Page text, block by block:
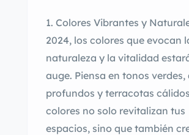
Colores Vibrantes y
2024, los colores que evocan
naturaleza y la vitalidad
auge. Piensa en tonos verdes,
profundos y terracotas
colores no solo revitalizan tus
espacios, sino que también